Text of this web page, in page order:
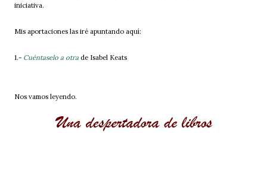
iniciativa.
Mis aportaciones las iré apuntando aquí:
1.- Cuéntaselo a otra de Isabel Keats
Nos vamos leyendo.